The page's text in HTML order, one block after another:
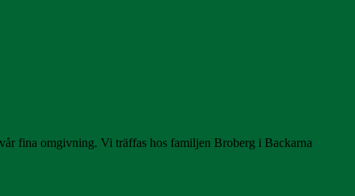
fina omgivning. Vi träffas hos familjen Broberg i Backarna